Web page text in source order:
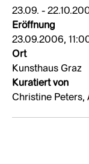
23.09. -
Eröffnung
23.09.2006,
Ort
Kunsthaus Graz
Kuratiert von
Christine Peters,